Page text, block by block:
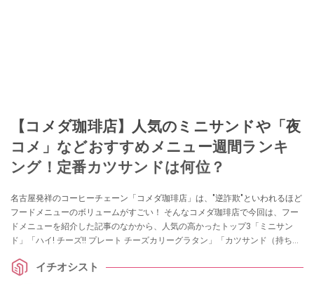
【コメダ珈琲店】人気のミニサンドや「夜
コメ」などおすすめメニュー週間ランキ
ング！定番カツサンドは何位？
名古屋発祥のコーヒーチェーン「コメダ珈琲店」は、"逆詐欺"といわれるほど
フードメニューのボリュームがすごい！ そんなコメダ珈琲店で今回は、フー
ドメニューを紹介した記事のなかから、人気の高かったトップ3「ミニサン
ド」「ハイ! チーズ!! プレート チーズカリーグラタン」「カツサンド（持ち帰
はいかがでしょうか。
イチオシスト